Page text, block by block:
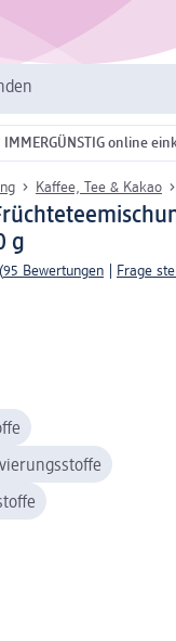
IMMERGÜNSTIG online
Kaffee, Tee & Kakao
g
(95 Bewertungen Frage